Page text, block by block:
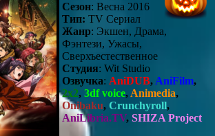
Сезон: Весна 2016
Тип: TV Сериал
Жанр: Экшен, Драма,
Фэнтези, Ужасы,
Сверхъестественное
Студия: Wit Studio
Озвучка: AniDUB, AniFilm,
2x2, 3df voice, Animedia,
Onibaku, Crunchyroll,
AniLibria.TV, SHIZA Project